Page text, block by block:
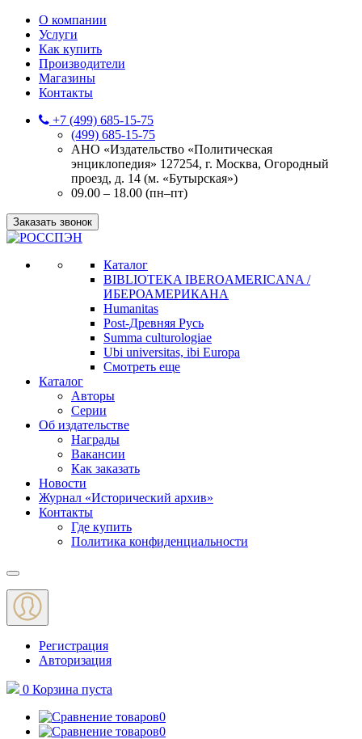
О компании
Услуги
Как купить
Производители
Магазины
Контакты
+7 (499) 685-15-75
(499) 685-15-75
АНО «Издательство «Политическая
энциклопедия» 127254, г. Москва, Огородный
проезд, д. 14 (м. «Бутырская»)
09.00 – 18.00 (пн–пт)
Заказать звонок
Каталог
BIBLIOTEKA IBEROAMERICANA /
ИБЕРОАМЕРИКАНА
Humanitas
Post-Древняя Русь
Summa culturologiae
Ubi universitas, ibi Europa
Смотреть еще
Каталог
Авторы
Серии
Об издательстве
Награды
Вакансии
Как заказать
Новости
Журнал «Исторический архив»‎
Контакты
Где купить
Политика конфиденциальности
Меню
Регистрация
Авторизация
0 Корзина пуста
0
0